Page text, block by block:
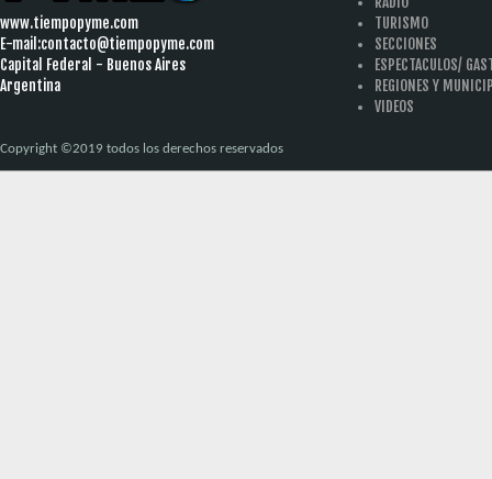
www.tiempopyme.com
E-mail:contacto@tiempopyme.com
Capital Federal - Buenos Aires
Argentina
TURISMO
SECCIONES
ESPECTACULOS/
REGIONES Y
VIDEOS
Copyright ©2019 todos los derechos reservados